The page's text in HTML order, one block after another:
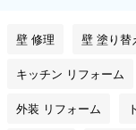
壁 修理 壁 塗り替
キッチン リフォーム
外装 リフォーム